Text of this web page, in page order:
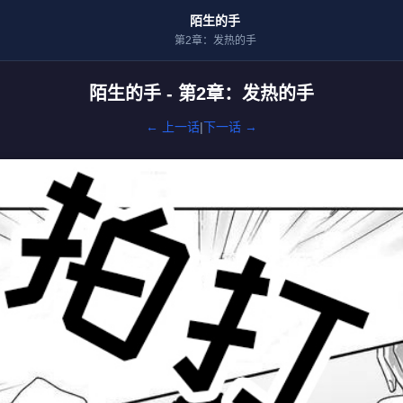
陌生的手
第2章：发热的手
陌生的手 - 第2章：发热的手
← 上一话|下一话 →